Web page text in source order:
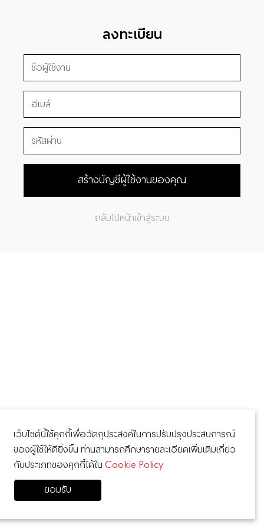
ลงทะเบียน
สร้างบัญชีผู้ใช้งานของคุณ
กลับไปหน้าเข้าสู่ระบบ
เว็บไซต์นี้ใช้คุกกี้เพื่อวัตถุประสงค์ในการปรับปรุงประสบการณ์
ของผู้ใช้ให้ดียิ่งขึ้น ท่านสามารถศึกษารายละเอียดเพิ่มเติมเกี่ยว
กับประเภทของคุกกี้ได้ใน Cookie Policy
ยอมรับ